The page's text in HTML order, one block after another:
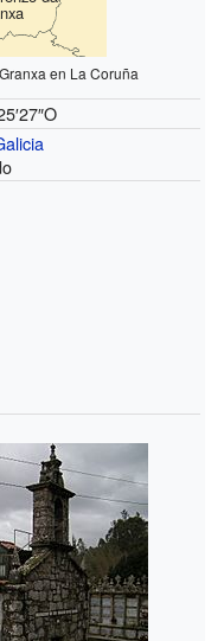
en La Coruña